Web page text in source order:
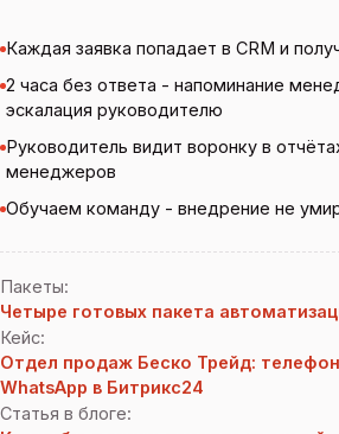
Каждая заявка попадает в CRM и
2 часа без ответа - напоминание
эскалация руководителю
Руководитель видит воронку в
менеджеров
Обучаем команду - внедрение не
Пакеты:
Четыре готовых пакета
Кейс:
Отдел продаж Беско Трейд:
WhatsApp в Битрикс24
Статья в блоге: